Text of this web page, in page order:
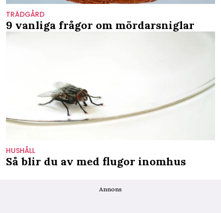
TRÄDGÅRD
9 vanliga frågor om mördarsniglar
HUSHÅLL
Så blir du av med flugor inomhus
Annons